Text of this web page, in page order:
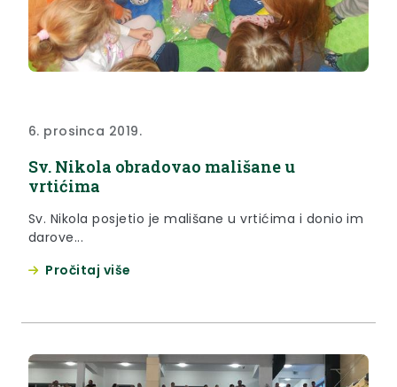
6. prosinca 2019.
Sv. Nikola obradovao mališane u
vrtićima
Sv. Nikola posjetio je mališane u vrtićima i donio im
darove...
Pročitaj više